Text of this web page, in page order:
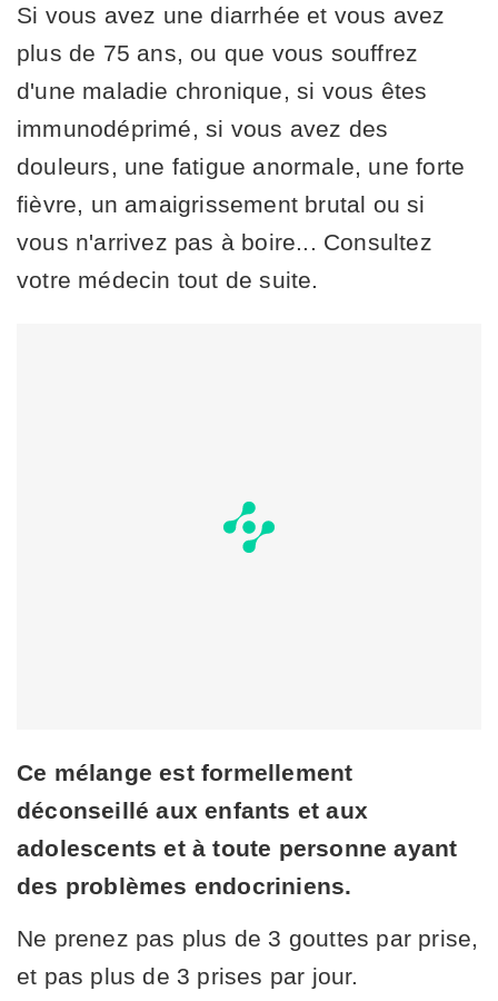
Si vous avez une diarrhée et vous avez
plus de 75 ans, ou que vous souffrez
d'une maladie chronique, si vous êtes
immunodéprimé, si vous avez des
douleurs, une fatigue anormale, une forte
fièvre, un amaigrissement brutal ou si
vous n'arrivez pas à boire... Consultez
votre médecin tout de suite.
Ce mélange est formellement
déconseillé aux enfants et aux
adolescents et à toute personne ayant
des problèmes endocriniens.
Ne prenez pas plus de 3 gouttes par prise,
et pas plus de 3 prises par jour.